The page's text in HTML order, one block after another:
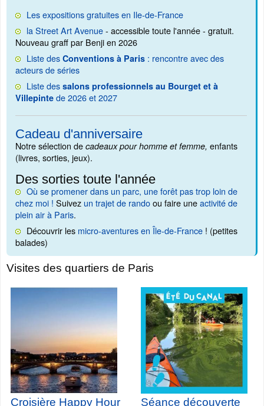
Les expositions gratuites en Ile-de-France
la Street Art Avenue- accessible toute l'année - gratuit.
Nouveau graff par Benji en 2026
Liste des Conventions à Paris : rencontre avec des
acteurs de séries
Liste des salons professionnels au Bourget et à
Villepinte de 2026 et 2027
Cadeau d'anniversaire
Notre sélection de cadeaux pour homme et femme, enfants
(livres, sorties, jeux).
Des sorties toute l'année
Où se promener dans un parc, une forêt pas trop loin de
chez moi ! Suivez un trajet de randoou faire uneactivité de
plein air à Paris.
Découvrir les micro-aventures en Île-de-France ! (petites
balades)
Visites des quartiers de Paris
Croisière Happy Hour
Séance découverte